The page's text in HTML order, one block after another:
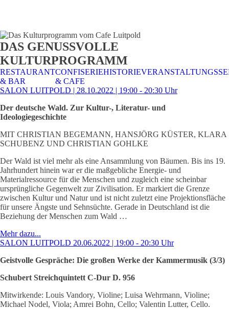
CAFE &
RESTAURANT
TISCHRESERVIERUNG
& KARTE
TISCHRESERVIERUNG
& SPEISEKARTE
DAS GENUSSVOLLE
KULTURPROGRAMM
RESTAURANT
& BAR
CONFISERIE
& CAFE
HISTORIE
SALON LUITPOLD | 28.10.2022 | 19:00 - 20:30 Uhr
Der deutsche Wald. Zur Kultur-, Literatur- und
Ideologiegeschichte
MIT CHRISTIAN BEGEMANN, HANSJÖRG KÜSTER, KLARA
SCHUBENZ UND CHRISTIAN GOHLKE
Der Wald ist viel mehr als eine Ansammlung von Bäumen. Bis ins 19.
Jahrhundert hinein war er die maßgebliche Energie- und
Materialressource für die Menschen und zugleich eine scheinbar
ursprüngliche Gegenwelt zur Zivilisation. Er markiert die Grenze
zwischen Kultur und Natur und ist nicht zuletzt eine Projektionsfläche
für unsere Ängste und Sehnsüchte. Gerade in Deutschland ist die
Beziehung der Menschen zum Wald …
Mehr dazu...
SALON LUITPOLD 20.06.2022 | 19:00 - 20:30 Uhr
Geistvolle Gespräche: Die großen Werke der Kammermusik (3/3)
Schubert Streichquintett C-Dur D. 956
Mitwirkende: Louis Vandory, Violine; Luisa Wehrmann, Violine;
Michael Nodel, Viola; Amrei Bohn, Cello; Valentin Lutter, Cello.